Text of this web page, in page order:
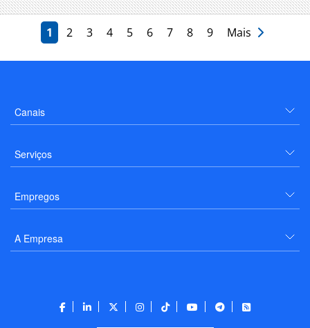
1 2 3 4 5 6 7 8 9 Mais
Canais
Serviços
Empregos
A Empresa